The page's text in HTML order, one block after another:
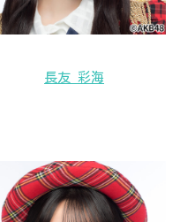
長友 彩海